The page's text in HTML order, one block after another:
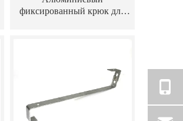
фиксированный крюк для